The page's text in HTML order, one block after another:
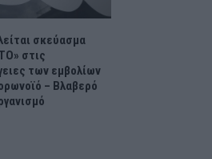
σκεύασμα
στις
των εμβολίων
– Βλαβερό